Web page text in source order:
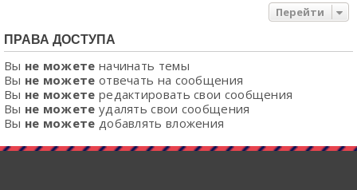
Перейти
ПРАВА ДОСТУПА
Вы не можете начинать темы
Вы не можете отвечать на сообщения
Вы не можете редактировать свои сообщения
Вы не можете удалять свои сообщения
Вы не можете добавлять вложения